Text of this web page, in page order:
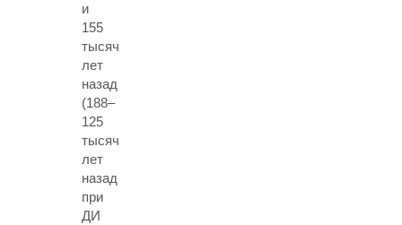
и
155
тысяч
лет
назад
(188–
125
тысяч
лет
назад
при
ДИ